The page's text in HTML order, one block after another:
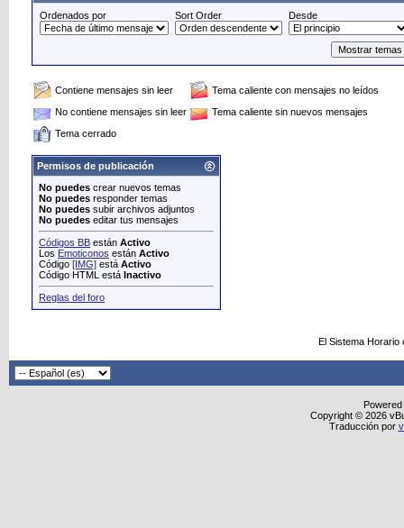
Ordenados por Sort Order Desde
Contiene mensajes sin leer
Tema caliente con mensajes no leídos
No contiene mensajes sin leer
Tema caliente sin nuevos mensajes
Tema cerrado
Permisos de publicación
No puedes crear nuevos temas
No puedes responder temas
No puedes subir archivos adjuntos
No puedes editar tus mensajes
Códigos BB están Activo
Los Emoticonos están Activo
Código [IMG] está Activo
Código HTML está Inactivo
Reglas del foro
El Sistema
Copyright © 2026
Traducción por